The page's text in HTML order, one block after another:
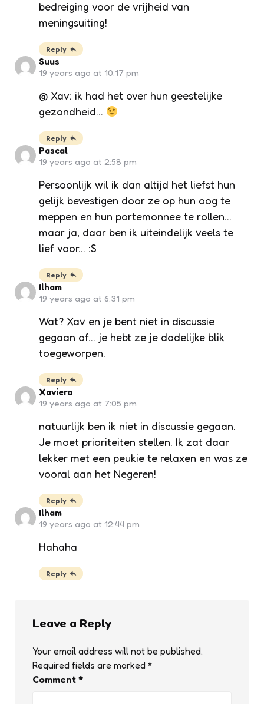
bedreiging voor de vrijheid van
meningsuiting!
Reply
Suus
19 years ago at 10:17 pm
@ Xav: ik had het over hun geestelijke
gezondheid…
Reply
Pascal
19 years ago at 2:58 pm
Persoonlijk wil ik dan altijd het liefst hun
gelijk bevestigen door ze op hun oog te
meppen en hun portemonnee te rollen…
maar ja, daar ben ik uiteindelijk veels te
lief voor… :S
Reply
Ilham
19 years ago at 6:31 pm
Wat? Xav en je bent niet in discussie
gegaan of… je hebt ze je dodelijke blik
toegeworpen.
Reply
Xaviera
19 years ago at 7:05 pm
natuurlijk ben ik niet in discussie gegaan.
Je moet prioriteiten stellen. Ik zat daar
lekker met een peukie te relaxen en was ze
vooral aan het Negeren!
Reply
Ilham
19 years ago at 12:44 pm
Hahaha
Reply
Leave a Reply
Your email address will not be published.
Required fields are marked *
Comment *